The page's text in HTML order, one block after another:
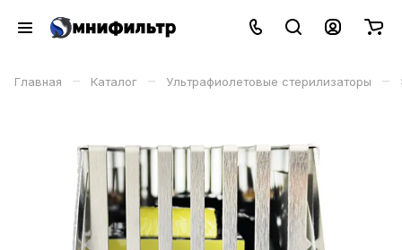
Главная – Каталог – Ультрафиолетовые стерилизаторы –